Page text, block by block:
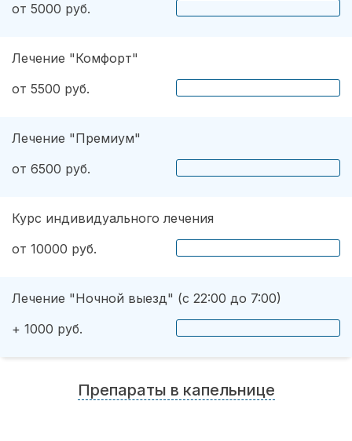
от 5000 руб.
Лечение "Комфорт"
от 5500 руб.
Лечение "Премиум"
от 6500 руб.
Курс индивидуального лечения
от 10000 руб.
Лечение "Ночной выезд" (с 22:00 до 7:00)
+ 1000 руб.
Препараты в капельнице